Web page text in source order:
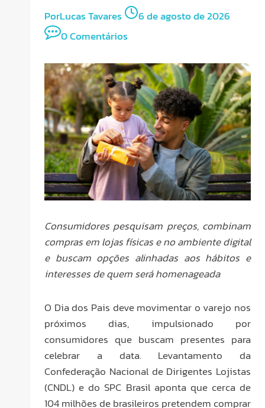
PorLucas Tavares
6 de agosto de 2026
0 Comentários
Consumidores pesquisam preços, combinam
compras em lojas físicas e no ambiente digital
e buscam opções alinhadas aos hábitos e
interesses de quem será homenageada
O Dia dos Pais deve movimentar o varejo nos
próximos dias, impulsionado por
consumidores que buscam presentes para
celebrar a data. Levantamento da
Confederação Nacional de Dirigentes Lojistas
(CNDL) e do SPC Brasil aponta que cerca de
104 milhões de brasileiros pretendem comprar